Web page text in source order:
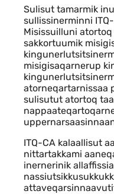
Sulisut tamarmik
sullissinerminni
Misissuilluni
sakkortuumik
misigisaqarnerup
atorneqartarnissaa
sulisutut atortoq
ITQ-CA kalaallisut
nittartakkami
inernerinik